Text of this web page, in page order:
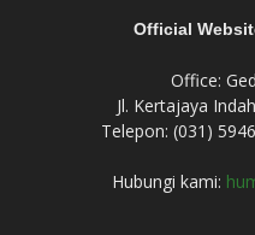
Official
Office:
Jl. Kertajaya
Telepon: (031)
Hubungi kami: